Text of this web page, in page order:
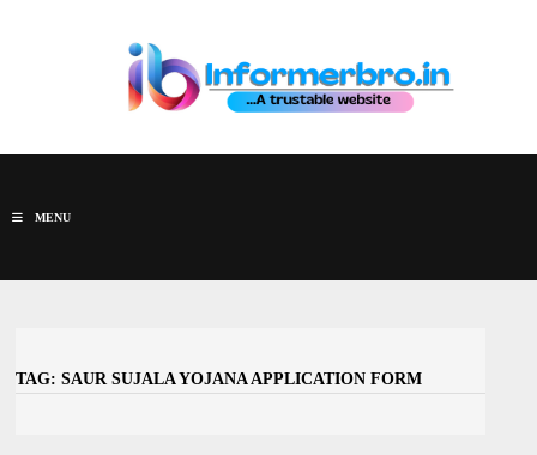
MENU
TAG: SAUR SUJALA YOJANA APPLICATION FORM